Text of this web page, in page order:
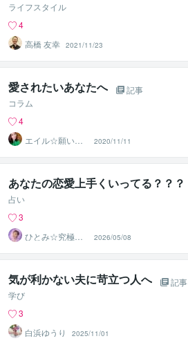
ライフスタイル
4
高橋 友幸 2021/11/23
愛されたいあなたへ
記事
コラム
4
エイル☆願いを
叶える宇宙根源
の巫女
2020/11/11
あなたの恋愛上手くいってる？？？
占い
3
ひとみ☆究極の
縁結びヒーラー
2026/05/08
気が利かない夫に苛立つ人へ
記事
学び
3
白浜ゆうり
2025/11/01